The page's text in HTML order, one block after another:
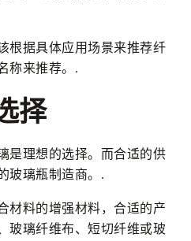
根据具体应用场景来推荐纤
称来推荐。.
择
是理想的选择。而合适的供
玻璃瓶制造商。.
材料的增强材料，合适的产
玻璃纤维布、短切纤维或玻